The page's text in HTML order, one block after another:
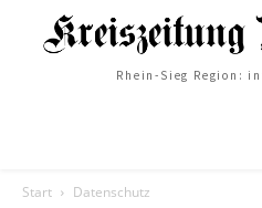
Rhein-Sieg Region:
Start Datenschutz